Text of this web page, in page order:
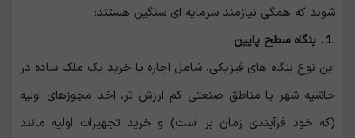
شوند که همگی نیازمند سرمایه ‌ای سنگین هستند:
１. بنگاه سطح پایین
این نوع بنگاه های فیزیکی، شامل اجاره یا خرید یک ملک ساده در
حاشیه شهر یا مناطق صنعتی کم ‌ارزش ‌تر، اخذ مجوزهای اولیه
(که خود فرآیندی زمان بر است) و خرید تجهیزات اولیه مانند